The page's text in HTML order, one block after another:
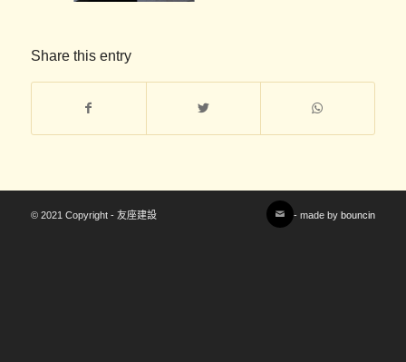
Share this entry
© 2021 Copyright - 友座建設 - made by bouncin